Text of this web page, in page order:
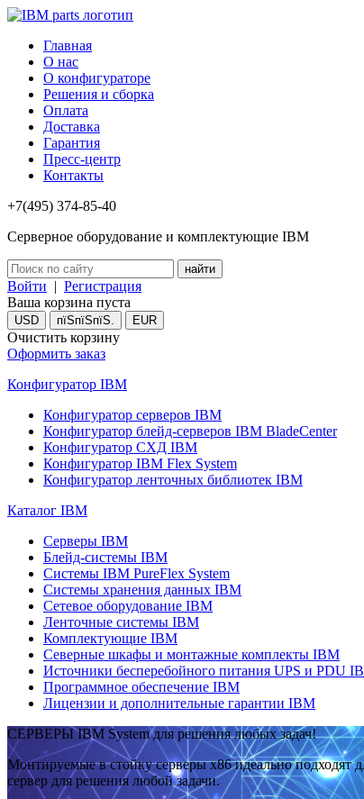
Главная
О нас
О конфигураторе
Решения и сборка
Оплата
Доставка
Гарантия
Пресс-центр
Контакты
+7(495) 374-85-40
Серверное оборудование и комплектующие IBM
Войти | Регистрация
Ваша корзина пуста
USD пїЅпїЅпїЅ. EUR
Очистить корзину
Оформить заказ
Конфигуратор IBM
Конфигуратор серверов IBM
Конфигуратор блейд-серверов IBM BladeCenter
Конфигуратор СХД IBM
Конфигуратор IBM Flex System
Конфигуратор ленточных библиотек IBM
Каталог IBM
Серверы IBM
Блейд-системы IBM
Системы IBM PureFlex System
Системы хранения данных IBM
Сетевое оборудование IBM
Ленточные системы IBM
Комплектующие IBM
Северные шкафы и монтажные комплекты IBM
Источники бесперебойного питания UPS и PDU
Программное обеспечение IBM
Лицензии и дополнительные гарантии IBM
СЕРВЕРЫ IBM System для решения любых задач!
Монтируемые в стойку серверы x86 идеально подходят
сервер для решения любой задачи.